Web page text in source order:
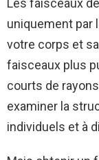
Les faisceaux
uniquement par
votre corps et
faisceaux plus
courts de
examiner la
individuels et à